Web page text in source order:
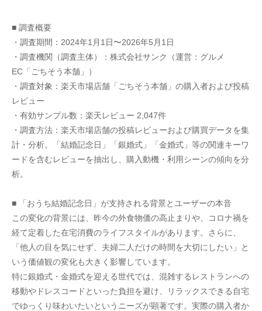
■ 調査概要
・調査期間：2024年1月1日〜2026年5月1日
・調査機関（調査主体）：株式会社サンク（運営：グルメ
EC「ごちそう本舗」）
・調査対象：楽天市場店舗「ごちそう本舗」の購入者および投稿
レビュー
・有効サンプル数：楽天レビュー 2,047件
・調査方法：楽天市場店舗の投稿レビューおよび購買データを集
計・分析。「結婚記念日」「銀婚式」「金婚式」等の関連キーワ
ードを含むレビューを抽出し、購入動機・利用シーンの傾向を分
析。
■ 「おうち結婚記念日」が支持される背景とユーザーの本音
この変化の背景には、昨今の外食物価の高止まりや、コロナ禍を
経て定着した在宅消費のライフスタイルがあります。さらに、
「他人の目を気にせず、夫婦二人だけの時間を大切にしたい」と
いう価値観の変化も大きく影響しています。
特に銀婚式・金婚式を迎える世代では、混雑するレストランへの
移動やドレスコードといった負担を避け、リラックスできる自宅
でゆっくり味わいたいというニーズが顕著です。実際の購入者か